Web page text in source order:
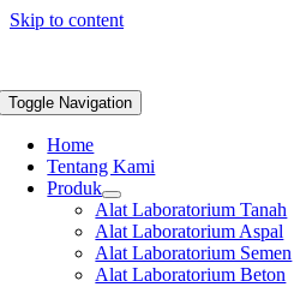
Skip to content
Toggle Navigation
Home
Tentang Kami
Produk
Alat Laboratorium Tanah
Alat Laboratorium Aspal
Alat Laboratorium Semen
Alat Laboratorium Beton